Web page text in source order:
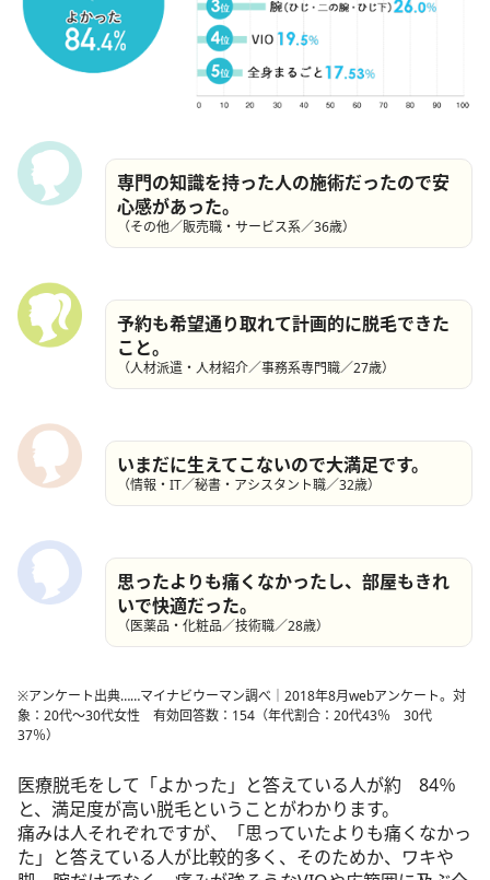
専門の知識を持った人の施術だったので安
心感があった。
（その他／販売職・サービス系／36歳）
予約も希望通り取れて計画的に脱毛できた
こと。
（人材派遣・人材紹介／事務系専門職／27歳）
いまだに生えてこないので大満足です。
（情報・IT／秘書・アシスタント職／32歳）
思ったよりも痛くなかったし、部屋もきれ
いで快適だった。
（医薬品・化粧品／技術職／28歳）
※アンケート出典……マイナビウーマン調べ│2018年8月webアンケート。対
象：20代～30代女性 有効回答数：154（年代割合：20代43％ 30代
37％）
医療脱毛をして「よかった」と答えている人が約 84％
と、満足度が高い脱毛ということがわかります。
痛みは人それぞれですが、「思っていたよりも痛くなかっ
た」と答えている人が比較的多く、そのためか、ワキや